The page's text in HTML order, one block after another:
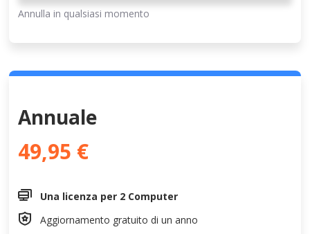
Annulla in qualsiasi momento
Annuale
49,95 €
 Una licenza per 2 Computer
 Aggiornamento gratuito di un anno